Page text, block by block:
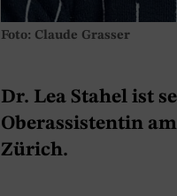
Foto: Claude Grasser
Dr. Lea Stahel ist
Oberassistentin
Zürich.